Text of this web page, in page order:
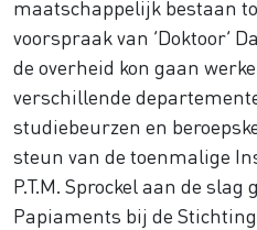
maatschappelijk bestaan
voorspraak van ‘Doktoor’
de overheid kon gaan
verschillende
studiebeurzen en
steun van de toenmalige
P.T.M. Sprockel aan de
Papiaments bij de